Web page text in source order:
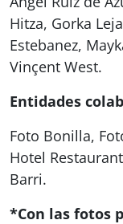
Hitza, Gorka
Estebanez,
Vinçent West.
Entidades
Foto Bonilla,
Hotel
Barri.
*Con las fotos